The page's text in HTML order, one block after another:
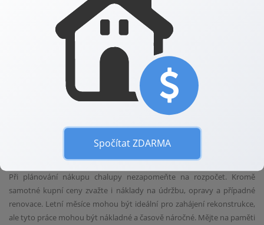
Prvním krokem je důkladné prověření stavu nemovitosti. Při prohlídce
si všímejte vlhkosti, plísní a dalších potenciálních problémů, které by
mohly vyžadovat nákladné opravy. Nezapomeňte také zkontrolovat
stav elektroinstalace a vodovodních rozvodů, které mohou mít vliv na
Dalším důležitým aspektem je lokalita. Zvažte nejen krásu okolní
krajiny, ale také dostupnost služeb a infrastruktury, a nezapomeňte se
Při plánování nákupu chalupy nezapomeňte na rozpočet. Kromě
samotné kupní ceny zvažte i náklady na údržbu, opravy a případné
renovace. Letní měsíce mohou být ideální pro zahájení rekonstrukce,
ale tyto práce mohou být nákladné a časově náročné. Mějte na paměti
Spočítat ZDARMA